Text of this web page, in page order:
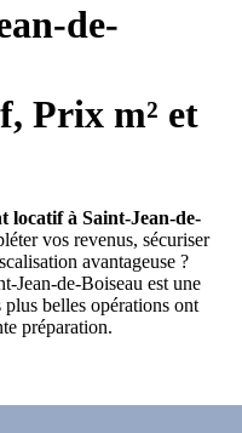
de-
Prix m² et
locatif à Saint-Jean-de-
vos revenus, sécuriser
avantageuse ?
Jean-de-Boiseau est une
plus belles opérations ont
préparation.